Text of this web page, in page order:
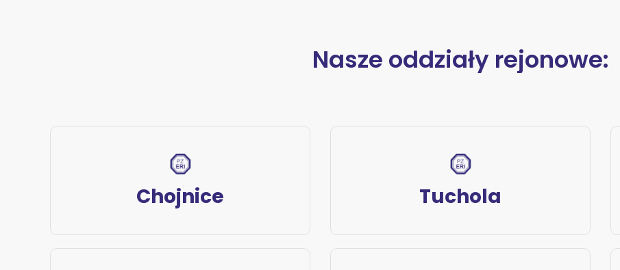
Nasze oddziały rejonowe:
Tuchola
Chojnice